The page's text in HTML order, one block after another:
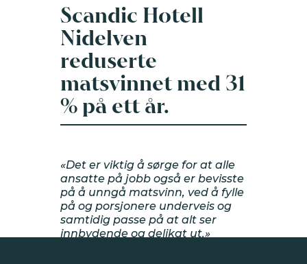
VERKTØYKASSE
Aktivitetskalender
Tips
Scandic Hotell
Nidelven
reduserte
matsvinnet med 31
% på ett år.
«Det er viktig å sørge for at alle
ansatte på jobb også er bevisste
på å unngå matsvinn, ved å fylle
på og porsjonere underveis og
samtidig passe på at alt ser
innbydende og delikat ut.»